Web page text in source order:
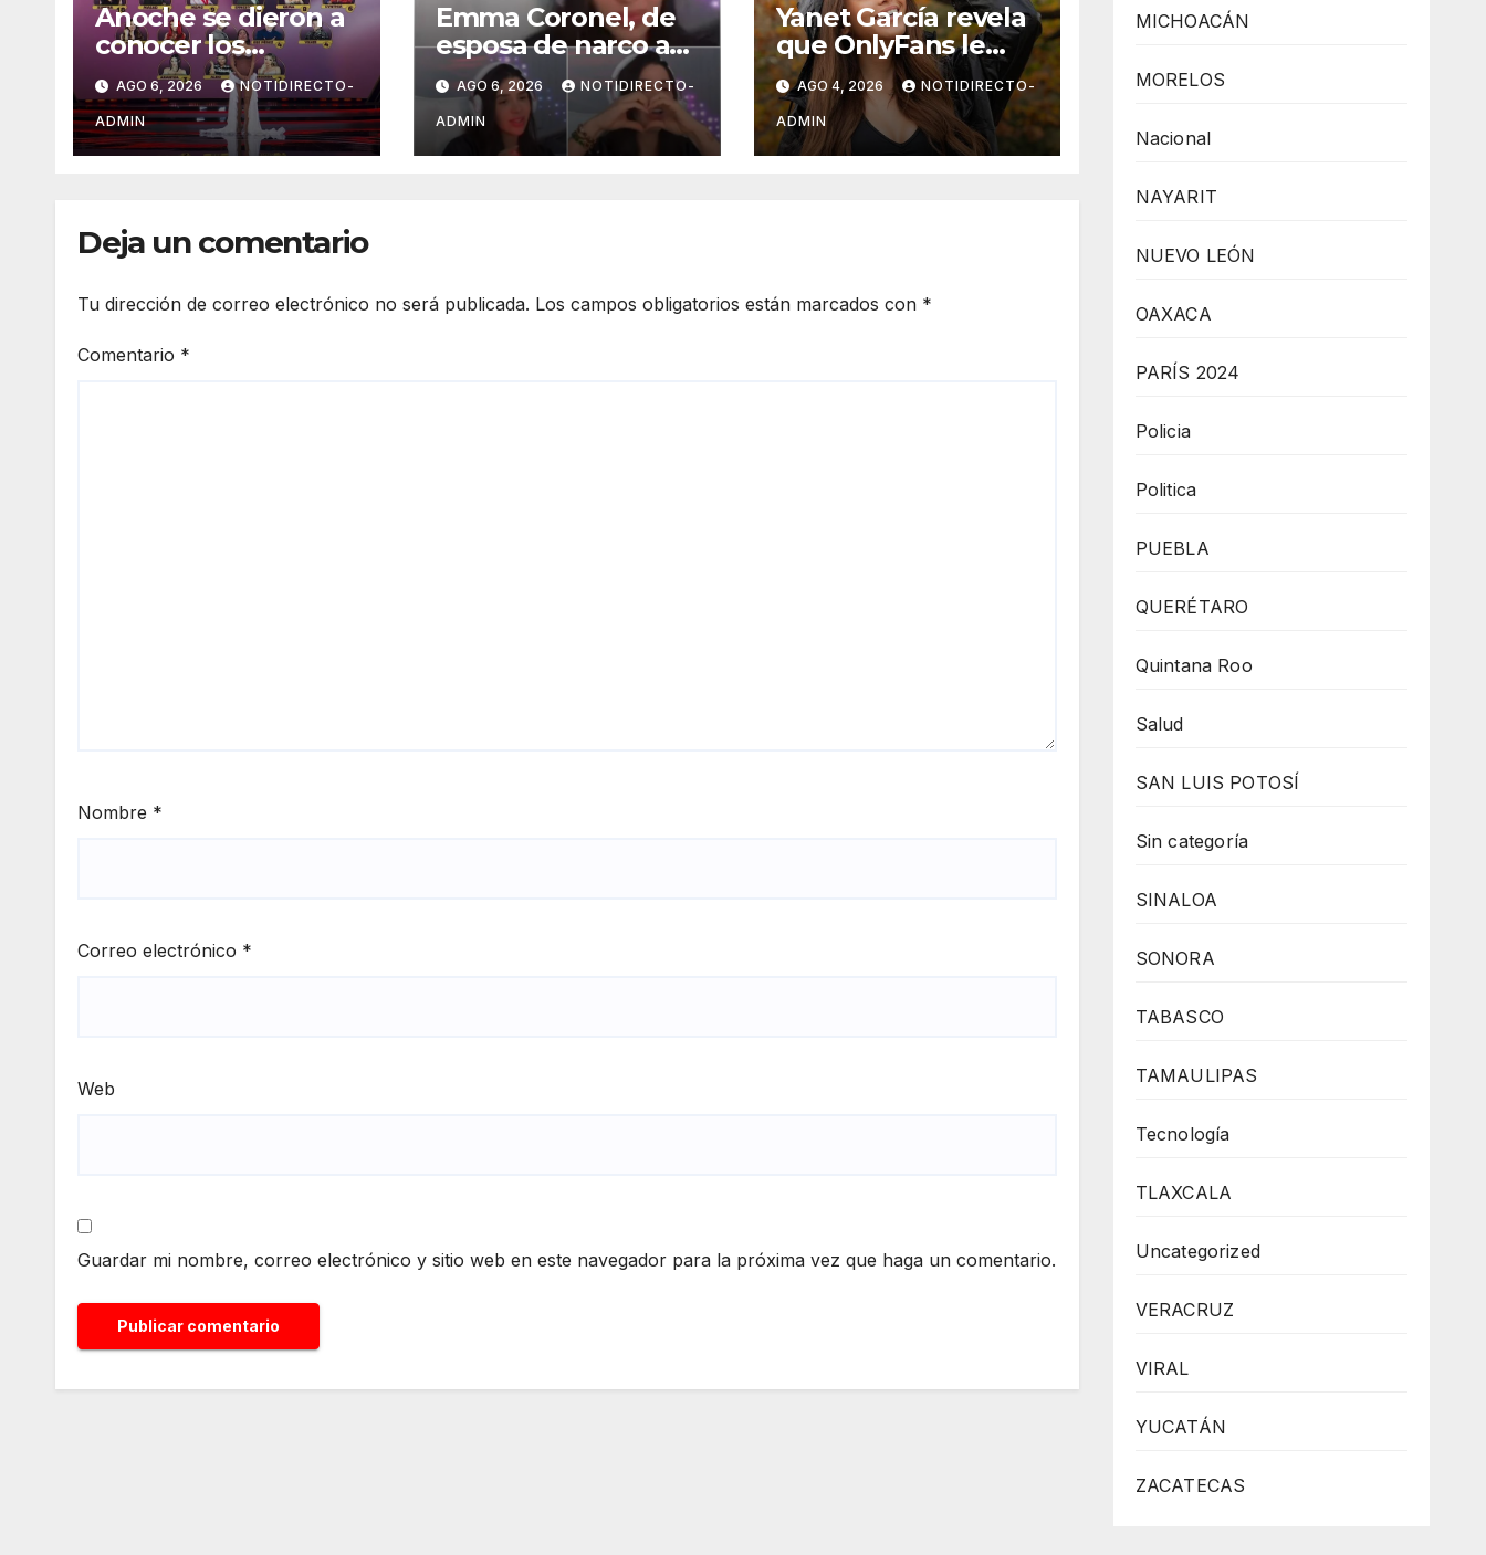
Anoche se dieron a
conocer los
nominados de La
Casa de los
Famosos México
2026 en la segunda
AGO 6, 2026 NOTIDIRECTO-
ADMIN
Emma Coronel, de
esposa de narco a
prisión; ahora es
tiktoker
AGO 6, 2026 NOTIDIRECTO-
ADMIN
Yanet García revela
que OnlyFans le
permitió comprar
un departamento
en Manhattan
AGO 4, 2026 NOTIDIRECTO-
ADMIN
Deja un comentario
Tu dirección de correo electrónico no será publicada. Los campos obligatorios están marcados con *
Comentario *
Nombre *
Correo electrónico *
Web
Guardar mi nombre, correo electrónico y sitio web en este navegador para la próxima vez que haga un comentario.
MICHOACÁN
MORELOS
Nacional
NAYARIT
NUEVO LEÓN
OAXACA
PARÍS 2024
Policia
Politica
PUEBLA
QUERÉTARO
Quintana Roo
Salud
SAN LUIS POTOSÍ
Sin categoría
SINALOA
SONORA
TABASCO
TAMAULIPAS
Tecnología
TLAXCALA
Uncategorized
VERACRUZ
VIRAL
YUCATÁN
ZACATECAS